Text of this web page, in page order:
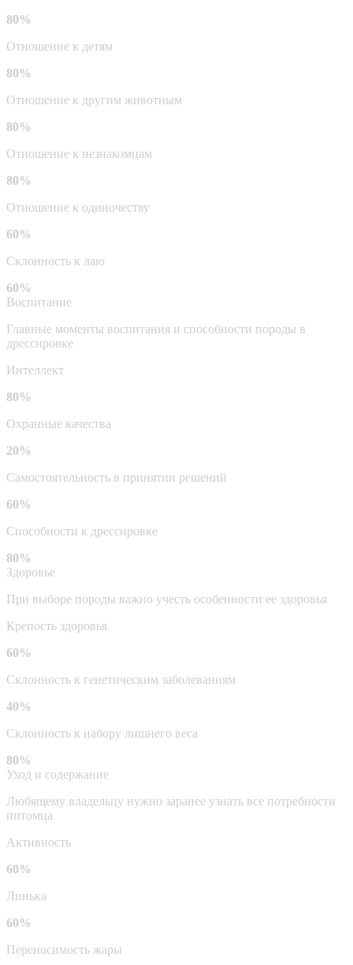
80%
Отношение к детям
80%
Отношение к другим животным
80%
Отношение к незнакомцам
80%
Отношение к одиночеству
60%
Склонность к лаю
60%
Воспитание
Главные моменты воспитания и способности породы в
дрессировке
Интеллект
80%
Охранные качества
20%
Самостоятельность в принятии решений
60%
Способности к дрессировке
80%
Здоровье
При выборе породы важно учесть особенности ее здоровья
Крепость здоровья
60%
Склонность к генетическим заболеваниям
40%
Склонность к набору лишнего веса
80%
Уход и содержание
Любящему владельцу нужно заранее узнать все потребности
питомца
Активность
60%
Линька
60%
Переносимость жары